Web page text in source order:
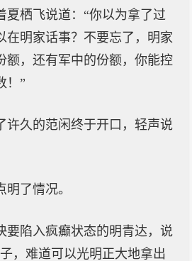
夏栖飞说道：“你以为拿了过
在明家话事？不要忘了，明家
额，还有军中的份额，你能控
！”
许久的范闲终于开口，轻声说
了情况。
要陷入疯癫状态的明青达，说
，难道可以光明正大地拿出